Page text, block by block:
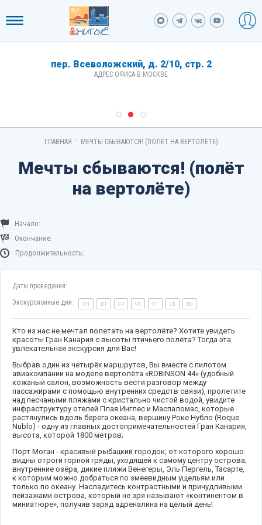
пер. Всеволожский, д. 2/10, стр. 2
АДРЕС ОФИСА В МОСКВЕ
ГЛАВНАЯ - МЕЧТЫ СБЫВАЮТСЯ! (ПОЛЁТ НА ВЕРТОЛЁТЕ)
Мечты сбываются! (полёт
на вертолёте)
Начало:
Окончание:
Продолжительность:
Даты проведения:
Экскурсионные дни:
ПН ВТ СР ЧТ ПТ СБ ВС
Кто из нас не мечтал полетать на вертолёте? Хотите увидеть
красоты Гран Канария с высоты птичьего полёта? Тогда эта
увлекательная экскурсия для Вас!
Выбрав один из четырёх маршрутов, Вы вместе с пилотом
авиакомпании на моделе вертолёта «ROBINSON 44» (удобный
кожаный салон, возможность вести разговор между
пассажирами с помощью внутренних средств связи), пролетите
над песчаными пляжами с кристально чистой водой, увидите
инфраструктуру отелей Плая Инглес и Маспаломас, которые
растянулись вдоль берега океана, вершину Роке Нубло (Roque
Nublo) - одну из главных достопримечательностей Гран Канария,
высота, которой 1800 метров;
Порт Моган - красивый рыбацкий городок, от которого хорошо
видны отроги горной гряды, уходящей к самому центру острова;
внутренние озёра, дикие пляжи Венегеры, Эль Пергель, Тасарте,
к которым можно добраться по змеевидным ущельям или
только по океану. Насладитесь контрастными и причудливыми
пейзажами острова, который не зря называют «континентом в
миниатюре», получив заряд адреналина на целый день!